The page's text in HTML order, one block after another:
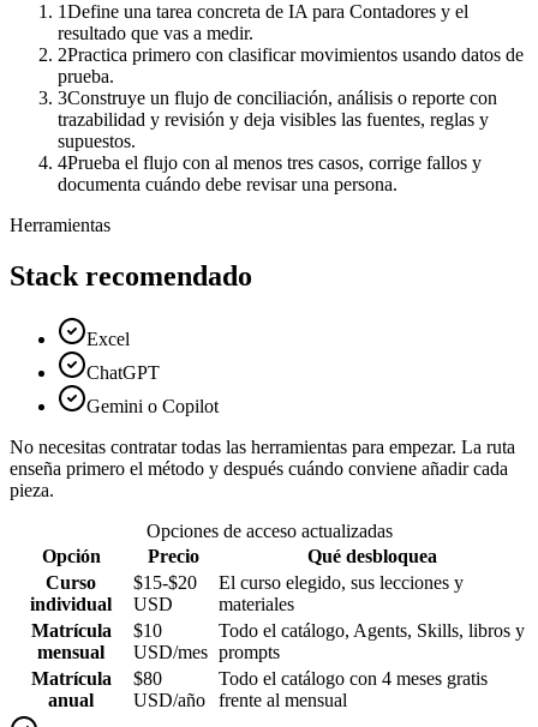
1Define una tarea concreta de IA para Contadores y el
resultado que vas a medir.
2Practica primero con clasificar movimientos usando datos de
prueba.
3Construye un flujo de conciliación, análisis o reporte con
trazabilidad y revisión y deja visibles las fuentes, reglas y
supuestos.
4Prueba el flujo con al menos tres casos, corrige fallos y
documenta cuándo debe revisar una persona.
Herramientas
Stack recomendado
Excel
ChatGPT
Gemini o Copilot
No necesitas contratar todas las herramientas para empezar. La ruta
enseña primero el método y después cuándo conviene añadir cada
pieza.
Opciones de acceso actualizadas
Opción
Precio
Qué desbloquea
Curso
individual
$15-$20
USD
El curso elegido, sus lecciones y
materiales
Matrícula
mensual
$10
USD/mes
Todo el catálogo, Agents, Skills, libros y
prompts
Matrícula
anual
$80
USD/año
Todo el catálogo con 4 meses gratis
frente al mensual